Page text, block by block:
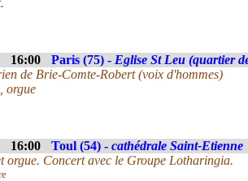
16:00 Paris (75) - Eglise St Leu (quartier
de Brie-Comte-Robert (voix d'hommes)
orgue
16:00 Toul (54) - cathédrale Saint-Etienne
orgue. Concert avec le Groupe Lotharingia.